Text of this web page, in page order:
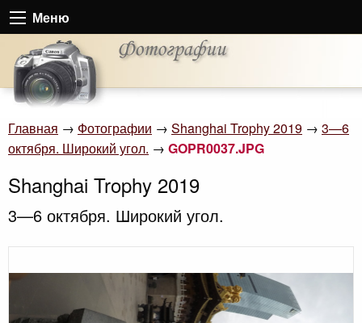
Меню
Главная → Фотографии → Shanghai Trophy 2019 → 3—6
октября. Широкий угол. → GOPR0037.JPG
Shanghai Trophy 2019
3—6 октября. Широкий угол.